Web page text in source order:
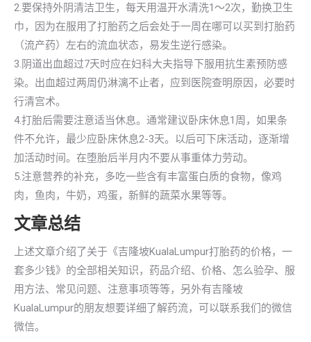
2.要保持外阴清洁卫生，每天用温开水清洗1～2次，勤换卫生
巾，因为在服用了打胎药之后会处于一周在哪可以买到打胎药
（流产药）左右的流血状态，易发生逆行感染。
3.阴道出血超过7天时应在妇科大夫指导下服用抗生素预防感
染。出血超过两周仍淋漓不止者，应到医院查明原因，必要时
行清宫术。
4.打胎后需要注意适当休息。通常建议卧床休息1周，如果条
件不允许，最少应卧床休息2-3天。以后可下床活动，逐渐增
加活动时间。在堕胎后半月内不要从事重体力劳动。
5.注意营养的补充，多吃一些含有丰富蛋白质的食物，像鸡
肉，鱼肉，牛奶，鸡蛋，新鲜的蔬菜水果等等。
文章总结
上述文章介绍了关于《吉隆坡KualaLumpur打胎药的价格，一
套多少钱》的全部相关知识，药品介绍、价格、怎么验孕、服
用方法、常见问题、注意事项等等，另外有吉隆坡
KualaLumpur的朋友想要详细了解药流，可以联系我们的微信
微信。